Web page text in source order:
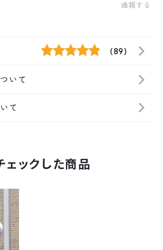
通報する
(89)
いて
て
ェックした商品